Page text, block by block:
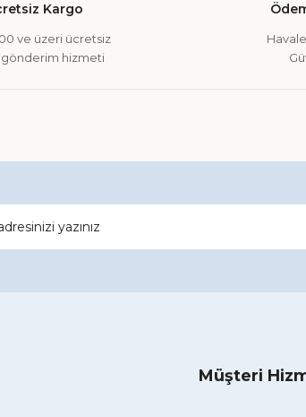
Kargo
ve üzeri ücretsiz
hizmeti
Müşteri